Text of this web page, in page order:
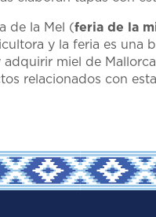
de la Mel (feria de la
y la feria es una
miel de
relacionados con